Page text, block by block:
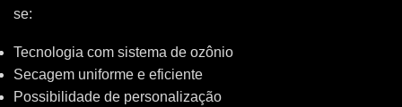
se:
Tecnologia com sistema de ozônio
Secagem uniforme e eficiente
Possibilidade de personalização